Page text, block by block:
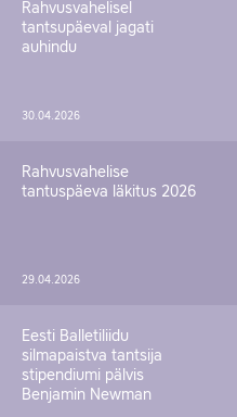
Rahvusvahelisel
tantsupäeval jagati
auhindu
30.04.2026
Rahvusvahelise
tantuspäeva läkitus 2026
29.04.2026
Eesti Balletiliidu
silmapaistva tantsija
stipendiumi pälvis
Benjamin Newman